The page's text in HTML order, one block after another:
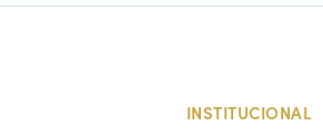
INSTITUCIONAL